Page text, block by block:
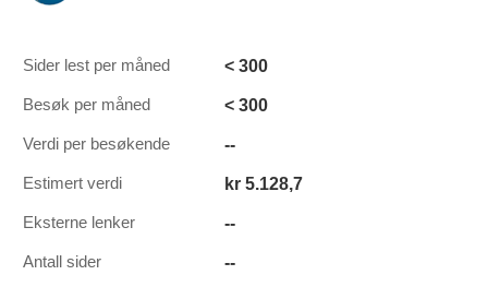
Sider lest per måned < 300
Besøk per måned < 300
Verdi per besøkende --
Estimert verdi kr 5.128,7
Eksterne lenker --
Antall sider --